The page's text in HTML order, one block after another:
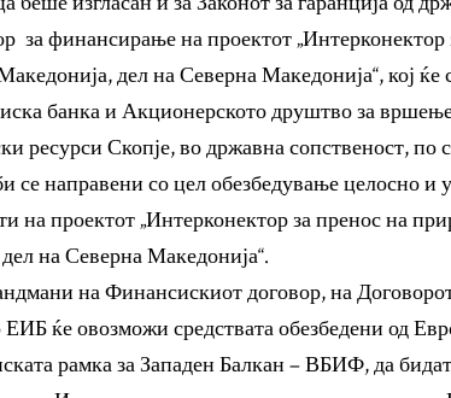
за финансирање на проектот „Интерконектор
дел на Северна Македонија“, кој ќе
банка и Акционерското друштво за вршење
ресурси Скопје, во државна сопственост, по
се направени со цел обезбедување целосно
на проектот „Интерконектор за пренос на
на Северна Македонија“.
на Финансискиот договор, на
ЕИБ ќе овозможи средствата обезбедени од
рамка за Западен Балкан – ВБИФ, да